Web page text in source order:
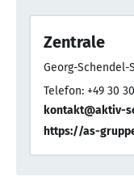
Zentrale
Georg-Schendel-
Telefon: +49 30
kontakt@aktiv-
https://as-